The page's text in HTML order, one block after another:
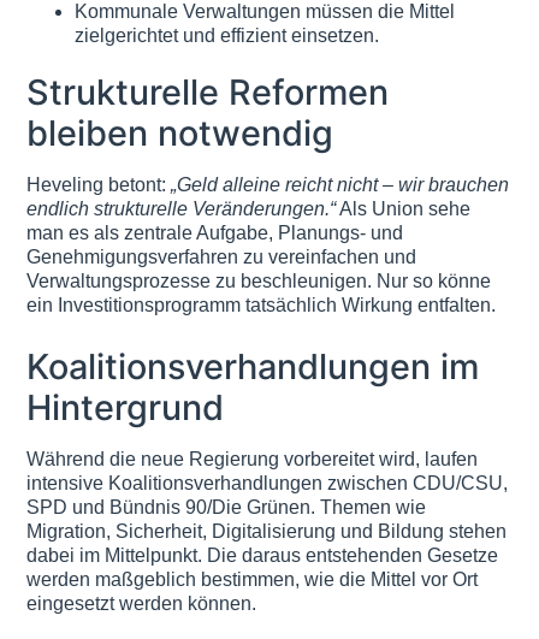
Kommunale Verwaltungen müssen die Mittel
zielgerichtet und effizient einsetzen.
Strukturelle Reformen
bleiben notwendig
Heveling betont:„Geld alleine reicht nicht – wir brauchen
endlich strukturelle Veränderungen.“Als Union sehe
man es als zentrale Aufgabe, Planungs- und
Genehmigungsverfahren zu vereinfachen und
Verwaltungsprozesse zu beschleunigen. Nur so könne
ein Investitionsprogramm tatsächlich Wirkung entfalten.
Koalitionsverhandlungen im
Hintergrund
Während die neue Regierung vorbereitet wird, laufen
intensive Koalitionsverhandlungen zwischen CDU/CSU,
SPD und Bündnis 90/Die Grünen. Themen wie
Migration, Sicherheit, Digitalisierung und Bildung stehen
dabei im Mittelpunkt. Die daraus entstehenden Gesetze
werden maßgeblich bestimmen, wie die Mittel vor Ort
eingesetzt werden können.